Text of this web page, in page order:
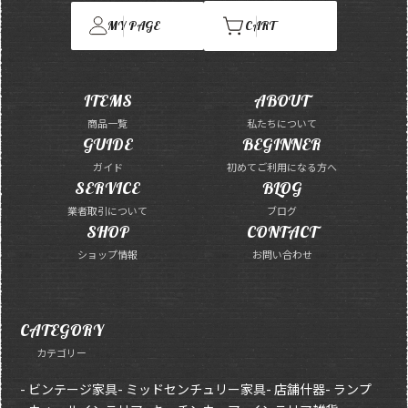
MY PAGE CART
ITEMS
商品一覧
ABOUT
私たちについて
GUIDE
ガイド
BEGINNER
初めてご利用になる方へ
SERVICE
業者取引について
BLOG
ブログ
SHOP
ショップ情報
CONTACT
お問い合わせ
CATEGORY
カテゴリー
- ビンテージ家具- ミッドセンチュリー家具- 店舗什器- ランプ